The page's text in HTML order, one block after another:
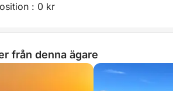
: 0 kr
från denna ägare